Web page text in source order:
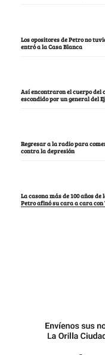
Los opositores de Petro no
entró a la Casa Blanca
Así encontraron el cuerpo del
escondido por un general del
Regresar a la radio para
contra la depresión
La casona más de 100 años
Petro afinó su cara a cara